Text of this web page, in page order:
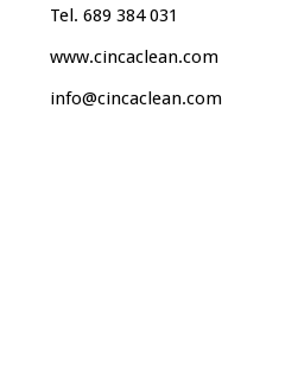
Tel. 689 384 031
www.cincaclean.com
info@cincaclean.com